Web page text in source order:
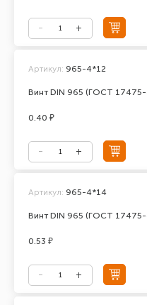
Винт DIN 965 (ГОСТ 17475-
Артикул: 965-4*12
0.40 ₽
Винт DIN 965 (ГОСТ 17475-
Артикул: 965-4*14
0.53 ₽